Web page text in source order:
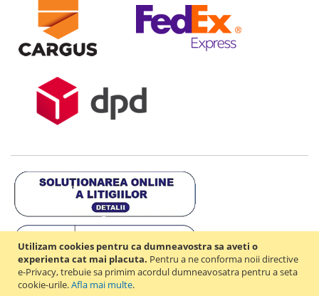
Utilizam cookies pentru ca dumneavostra sa aveti o
experienta cat mai placuta. Pentru a ne conforma noii directive
e-Privacy, trebuie sa primim acordul dumneavosatra pentru a seta
cookie-urile.Afla mai multe.